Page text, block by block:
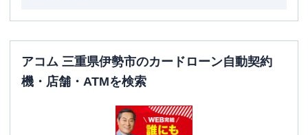
アコム 三重県伊勢市のカードローン自動契約
機・店舗・ATMを検索